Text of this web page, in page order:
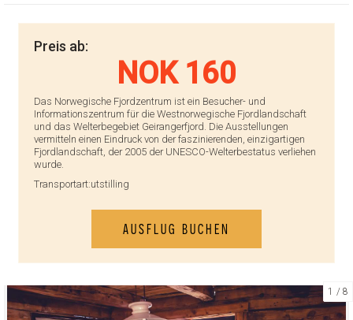
1 8
Preis ab:
NOK 160
Das Norwegische Fjordzentrum ist ein Besucher- und
Informationszentrum für die Westnorwegische Fjordlandschaft
und das Welterbegebiet Geirangerfjord. Die Ausstellungen
vermitteln einen Eindruck von der faszinierenden, einzigartigen
Fjordlandschaft, der 2005 der UNESCO-Welterbestatus verliehen
wurde.
Transportart:utstilling
AUSFLUG BUCHEN
KONTAKTIEREN SIE UNS